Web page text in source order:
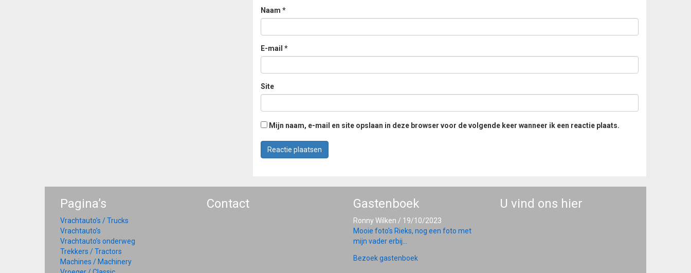
Naam *
E-mail *
Site
Mijn naam, e-mail en site opslaan in deze browser voor de volgende keer wanneer ik een reactie plaats.
Pagina’s
Vrachtauto’s / Trucks
Vrachtauto’s
Vrachtauto’s onderweg
Trekkers / Tractors
Machines / Machinery
Contact Gastenboek
Ronny Wilken / 19/10/2023
Mooie foto's Rieks, nog een foto met
mijn vader erbij...
Bezoek gastenboek
U vind ons hier